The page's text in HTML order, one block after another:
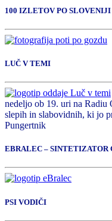
100 IZLETOV PO SLOVENIJI
LUČ V TEMI
nedeljo ob 19. uri na Radiu
slepih in slabovidnih, ki jo
Pungertnik
EBRALEC – SINTETIZATOR
PSI VODIČI